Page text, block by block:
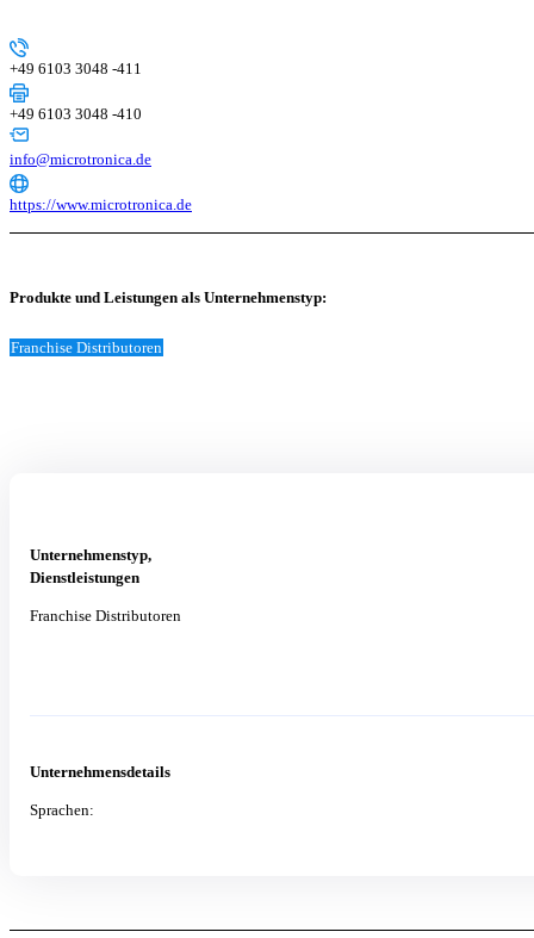
+49 6103 3048 -411
+49 6103 3048 -410
info@microtronica.de
https://www.microtronica.de
Produkte und Leistungen als Unternehmenstyp:
Franchise Distributoren
Unternehmenstyp,
Dienstleistungen
Franchise Distributoren
Unternehmensdetails
Sprachen: